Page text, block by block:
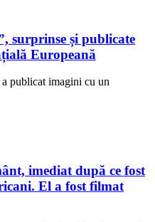
surprinse și publicate
Europeană
publicat imagini cu un
imediat după ce fost
El a fost filmat